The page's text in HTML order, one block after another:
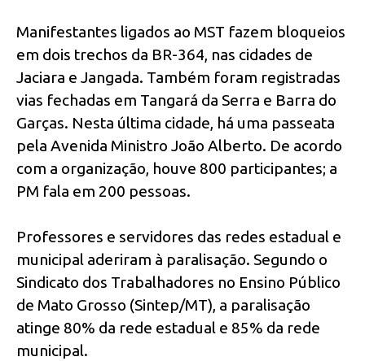
Manifestantes ligados ao MST fazem bloqueios
em dois trechos da BR-364, nas cidades de
Jaciara e Jangada. Também foram registradas
vias fechadas em Tangará da Serra e Barra do
Garças. Nesta última cidade, há uma passeata
pela Avenida Ministro João Alberto. De acordo
com a organização, houve 800 participantes; a
PM fala em 200 pessoas.
Professores e servidores das redes estadual e
municipal aderiram à paralisação. Segundo o
Sindicato dos Trabalhadores no Ensino Público
de Mato Grosso (Sintep/MT), a paralisação
atinge 80% da rede estadual e 85% da rede
municipal.